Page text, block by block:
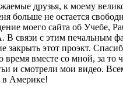
друзья, к моему
больше не остается
моего сайта об Учебе,
связи с этим печальным
закрыть этот проэкт.
время вместе со мной, за то
и смотрели мои видео.
в Америке!